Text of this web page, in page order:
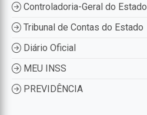
Controladoria-Geral do Estado
Tribunal de Contas do Estado
Diário Oficial
MEU INSS
PREVIDÊNCIA